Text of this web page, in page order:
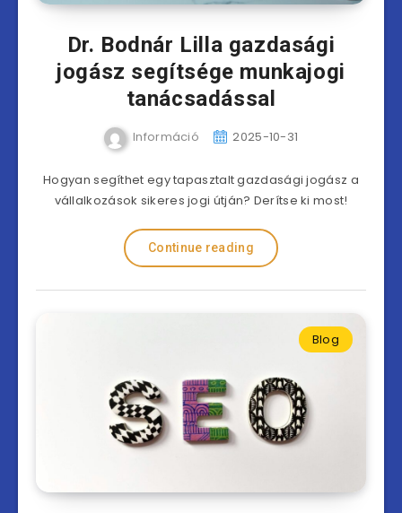
Dr. Bodnár Lilla gazdasági
jogász segítsége munkajogi
tanácsadással
Információ 2025-10-31
Hogyan segíthet egy tapasztalt gazdasági jogász a
vállalkozások sikeres jogi útján? Derítse ki most!
Continue reading
Blog